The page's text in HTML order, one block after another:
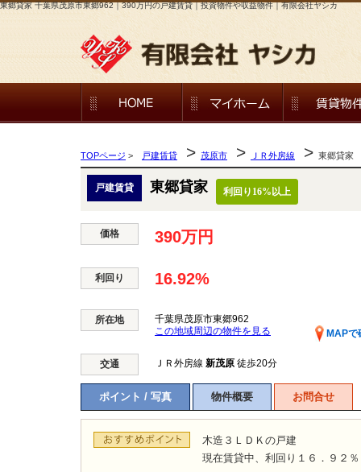
東郷貸家 千葉県茂原市東郷962｜390万円の戸建賃貸｜投資物件や収益物件｜有限会社ヤシカ
TOPページ > 戸建賃貸 > 茂原市 > ＪＲ外房線 > 東郷貸家
戸建賃貸 東郷貸家 利回り16%以上
価格 390万円
利回り 16.92%
所在地
千葉県茂原市東郷962
MAPで
この地域周辺の物件を見る
交通 ＪＲ外房線 新茂原 徒歩20分
ポイント / 写真 物件概要 お問合せ
木造３ＬＤＫの戸建
現在賃貸中、利回り１６．９２％